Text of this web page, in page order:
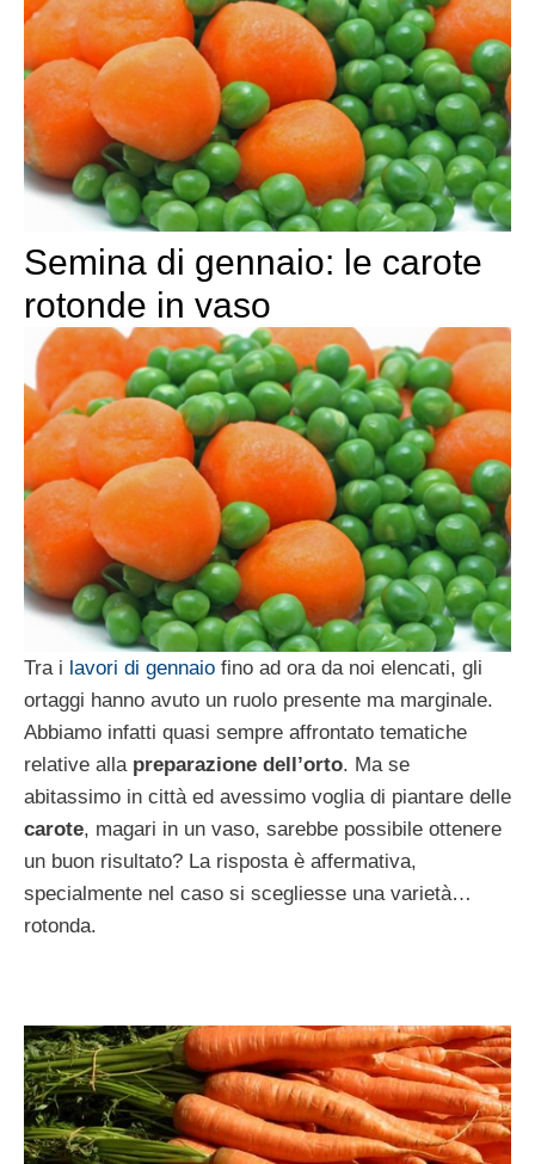
Semina di gennaio: le carote
rotonde in vaso
Tra i lavori di gennaio fino ad ora da noi elencati, gli
ortaggi hanno avuto un ruolo presente ma marginale.
Abbiamo infatti quasi sempre affrontato tematiche
relative alla preparazione dell’orto. Ma se
abitassimo in città ed avessimo voglia di piantare delle
carote, magari in un vaso, sarebbe possibile ottenere
un buon risultato? La risposta è affermativa,
specialmente nel caso si scegliesse una varietà…
rotonda.